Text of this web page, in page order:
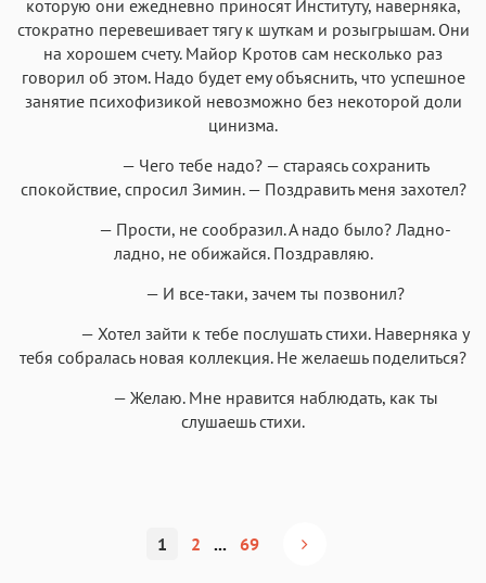
которую они ежедневно приносят Институту, наверняка,
стократно перевешивает тягу к шуткам и розыгрышам. Они
на хорошем счету. Майор Кротов сам несколько раз
говорил об этом. Надо будет ему объяснить, что успешное
занятие психофизикой невозможно без некоторой доли
цинизма.
— Чего тебе надо? — стараясь сохранить
спокойствие, спросил Зимин. — Поздравить меня захотел?
— Прости, не сообразил. А надо было? Ладно-
ладно, не обижайся. Поздравляю.
— И все-таки, зачем ты позвонил?
— Хотел зайти к тебе послушать стихи. Наверняка у
тебя собралась новая коллекция. Не желаешь поделиться?
— Желаю. Мне нравится наблюдать, как ты
слушаешь стихи.
1 2 ... 69